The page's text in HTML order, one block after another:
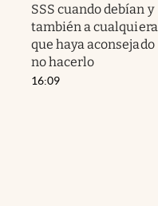
SSS cuando debían y
también a cualquiera
que haya aconsejado
no hacerlo
16:09